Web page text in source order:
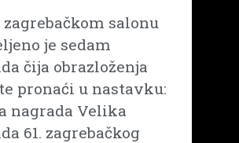
zagrebačkom salonu
je sedam
čija obrazloženja
pronaći u nastavku:
nagrada Velika
61. zagrebačkog